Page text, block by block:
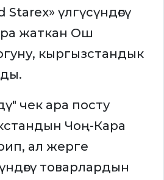
үлгүсүндөгү
жаткан Ош
кыргызстандык
чек ара посту
Чоң-Кара
ал жерге
товарлардын